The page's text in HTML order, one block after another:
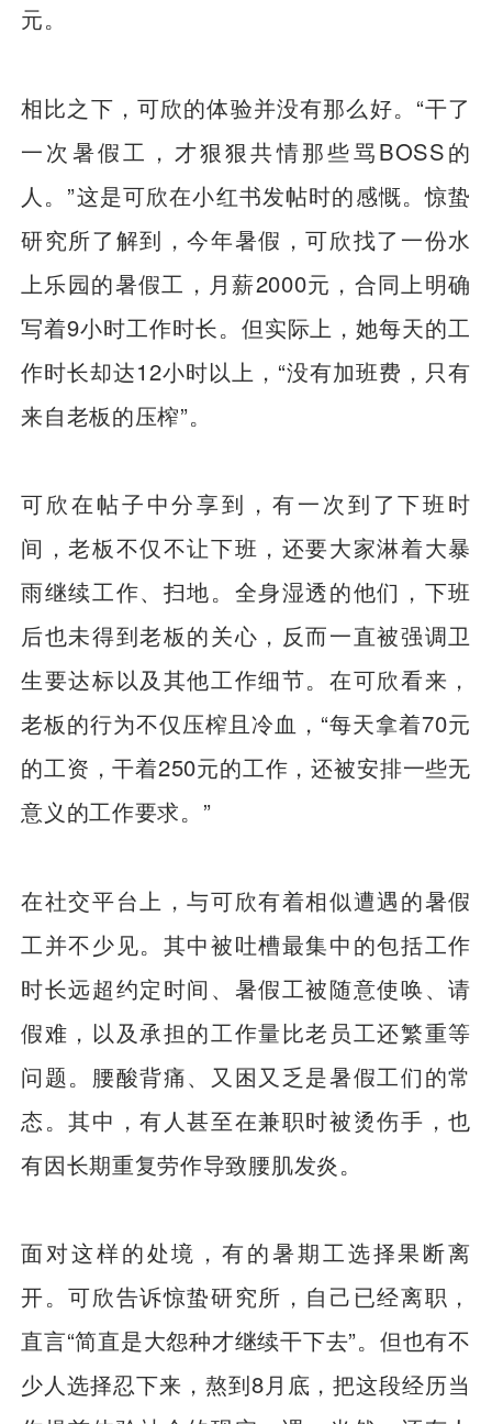
元。
相比之下，可欣的体验并没有那么好。“干了
一次暑假工，才狠狠共情那些骂BOSS的
人。”这是可欣在小红书发帖时的感慨。惊蛰
研究所了解到，今年暑假，可欣找了一份水
上乐园的暑假工，月薪2000元，合同上明确
写着9小时工作时长。但实际上，她每天的工
作时长却达12小时以上，“没有加班费，只有
来自老板的压榨”。
可欣在帖子中分享到，有一次到了下班时
间，老板不仅不让下班，还要大家淋着大暴
雨继续工作、扫地。全身湿透的他们，下班
后也未得到老板的关心，反而一直被强调卫
生要达标以及其他工作细节。在可欣看来，
老板的行为不仅压榨且冷血，“每天拿着70元
的工资，干着250元的工作，还被安排一些无
意义的工作要求。”
在社交平台上，与可欣有着相似遭遇的暑假
工并不少见。其中被吐槽最集中的包括工作
时长远超约定时间、暑假工被随意使唤、请
假难，以及承担的工作量比老员工还繁重等
问题。腰酸背痛、又困又乏是暑假工们的常
态。其中，有人甚至在兼职时被烫伤手，也
有因长期重复劳作导致腰肌发炎。
面对这样的处境，有的暑期工选择果断离
开。可欣告诉惊蛰研究所，自己已经离职，
直言“简直是大怨种才继续干下去”。但也有不
少人选择忍下来，熬到8月底，把这段经历当